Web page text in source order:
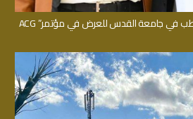
قبول خمسة أبحاث من كلية الطب في جامعة القدس للعرض في مؤتمر” ACG